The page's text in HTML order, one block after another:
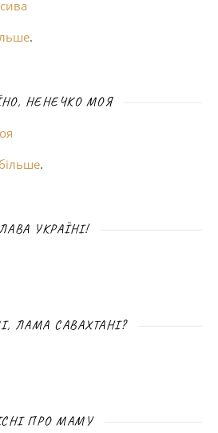
.
НЕНЕЧКО МОЯ
більше.
УКРАЇНІ!
ЛАМА САВАХТАНІ?
ПРО МАМУ